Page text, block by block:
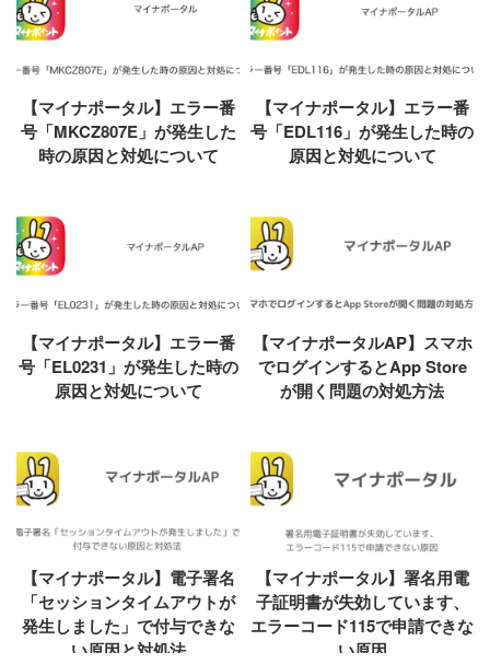
【マイナポータル】エラー番
号「MKCZ807E」が発生した
時の原因と対処について
【マイナポータル】エラー番
号「EDL116」が発生した時の
原因と対処について
【マイナポータル】エラー番
号「EL0231」が発生した時の
原因と対処について
【マイナポータルAP】スマホ
でログインするとApp Store
が開く問題の対処方法
【マイナポータル】電子署名
「セッションタイムアウトが
発生しました」で付与できな
い原因と対処法
【マイナポータル】署名用電
子証明書が失効しています、
エラーコード115で申請できな
い原因